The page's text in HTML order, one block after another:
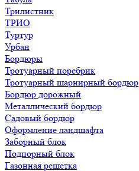
Трилистник
ТРИО
Туртур
Урбан
Бордюры
Тротуарный поребрик
Тротуарный шарнирный бордюр
Бордюр дорожный
Металлический бордюр
Садовый бордюр
Оформление ландшафта
Заборный блок
Подпорный блок
Газонная решетка